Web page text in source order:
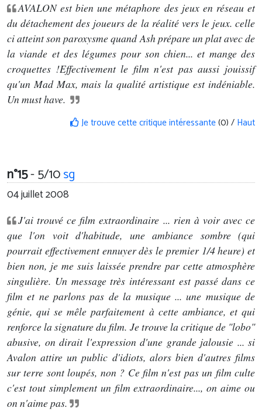
AVALON est bien une métaphore des jeux en réseau et
du détachement des joueurs de la réalité vers le jeux. celle
ci atteint son paroxysme quand Ash prépare un plat avec de
la viande et des légumes pour son chien... et mange des
croquettes !Effectivement le film n'est pas aussi jouissif
qu'un Mad Max, mais la qualité artistique est indéniable.
Un must have.
Je trouve cette critique intéressante(0) / Haut
n°15- 5/10sg
04 juillet 2008
J'ai trouvé ce film extraordinaire ... rien à voir avec ce
que l'on voit d'habitude, une ambiance sombre (qui
pourrait effectivement ennuyer dès le premier 1/4 heure) et
bien non, je me suis laissée prendre par cette atmosphère
singulière. Un message très intéressant est passé dans ce
film et ne parlons pas de la musique ... une musique de
génie, qui se mêle parfaitement à cette ambiance, et qui
renforce la signature du film. Je trouve la critique de "lobo"
abusive, on dirait l'expression d'une grande jalousie ... si
Avalon attire un public d'idiots, alors bien d'autres films
sur terre sont loupés, non ? Ce film n'est pas un film culte
c'est tout simplement un film extraordinaire..., on aime ou
on n'aime pas.